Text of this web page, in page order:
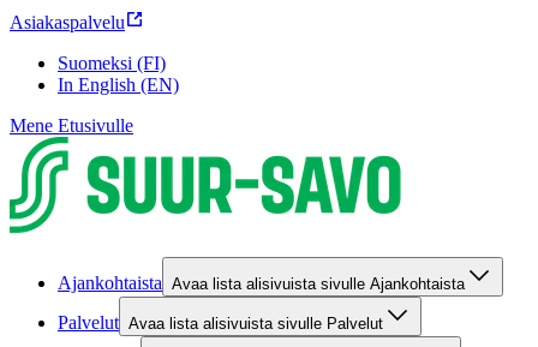
Asiakaspalvelu
Suomeksi (FI)
In English (EN)
Mene Etusivulle
Ajankohtaista Avaa lista alisivuista sivulle Ajankohtaista
Palvelut Avaa lista alisivuista sivulle Palvelut